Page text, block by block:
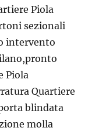
Piola
sezionali
intervento
Piola
Quartiere
blindata
molla